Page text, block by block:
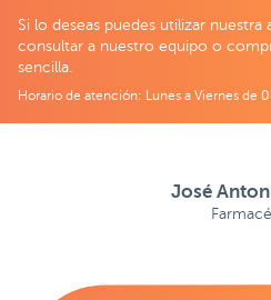
Si lo deseas puedes utilizar
consultar a nuestro equipo o
sencilla.
Horario de atención: Lunes a Viernes de
José